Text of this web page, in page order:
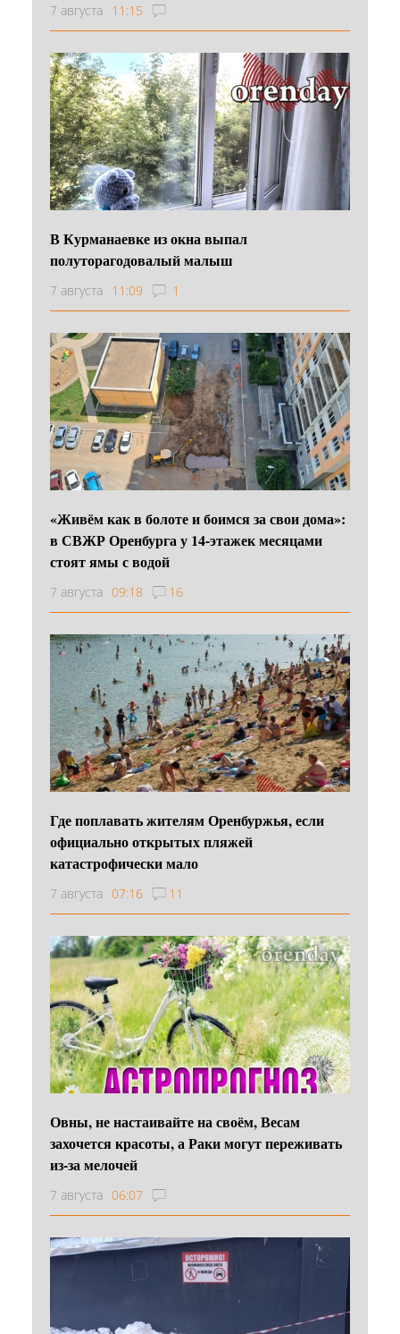
7 августа 11:15
В Курманаевке из окна выпал
полуторагодовалый малыш
7 августа 11:09 1
«Живём как в болоте и боимся за свои дома»:
в СВЖР Оренбурга у 14-этажек месяцами
стоят ямы с водой
7 августа 09:18 16
Где поплавать жителям Оренбуржья, если
официально открытых пляжей
катастрофически мало
7 августа 07:16 11
Овны, не настаивайте на своём, Весам
захочется красоты, а Раки могут переживать
из-за мелочей
7 августа 06:07